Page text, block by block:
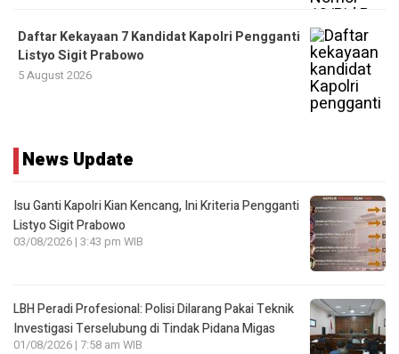
Daftar Kekayaan 7 Kandidat Kapolri Pengganti
Listyo Sigit Prabowo
5 August 2026
News Update
Isu Ganti Kapolri Kian Kencang, Ini Kriteria Pengganti
Listyo Sigit Prabowo
03/08/2026 | 3:43 pm WIB
LBH Peradi Profesional: Polisi Dilarang Pakai Teknik
Investigasi Terselubung di Tindak Pidana Migas
01/08/2026 | 7:58 am WIB